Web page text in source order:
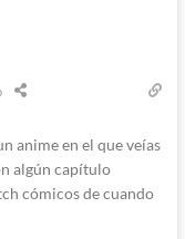
anime en el que veías
algún capítulo
cómicos de cuando